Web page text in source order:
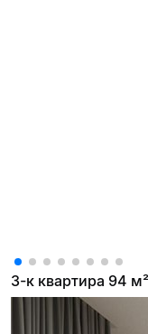
3-к квартира 94